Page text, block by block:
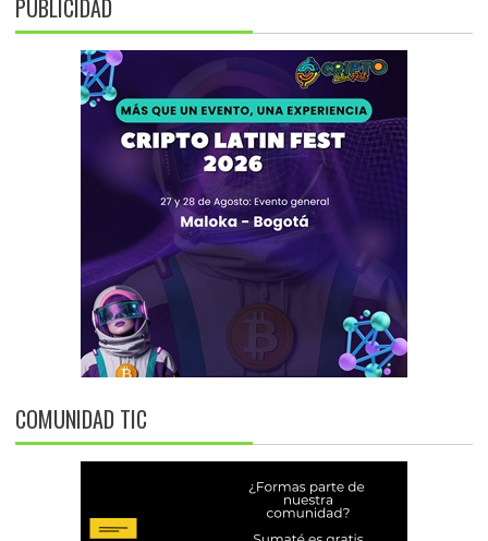
PUBLICIDAD
COMUNIDAD TIC